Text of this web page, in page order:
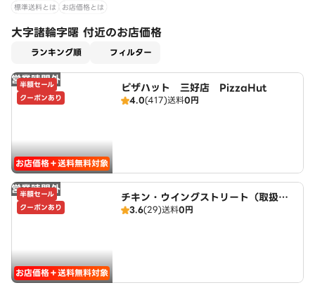
標準送料とは お店価格とは
大字諸輪字曙 付近のお店価格
ランキング順 フィルター
営業時間外
半額セール
クーポンあり
お店価格＋送料無料対象
ピザハット 三好店 PizzaHut
4.0(417)送料0円
営業時間外
半額セール
クーポンあり
お店価格＋送料無料対象
チキン・ウイングストリート（取扱：
ピザハット三好店）
3.6(29)送料0円